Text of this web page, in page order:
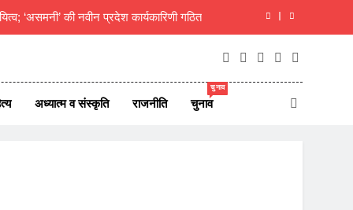
‘असमनी’ की नवीन प्रदेश कार्यकारिणी गठित
का राजस्थानी मोट्यार परिषद ने किया अभिनंदन
जीवन परिवर्तन का आधार- मुक्तांजना श्री जी
अध्यात्म व संस्कृति राजनीति चुनाव
चुनाव